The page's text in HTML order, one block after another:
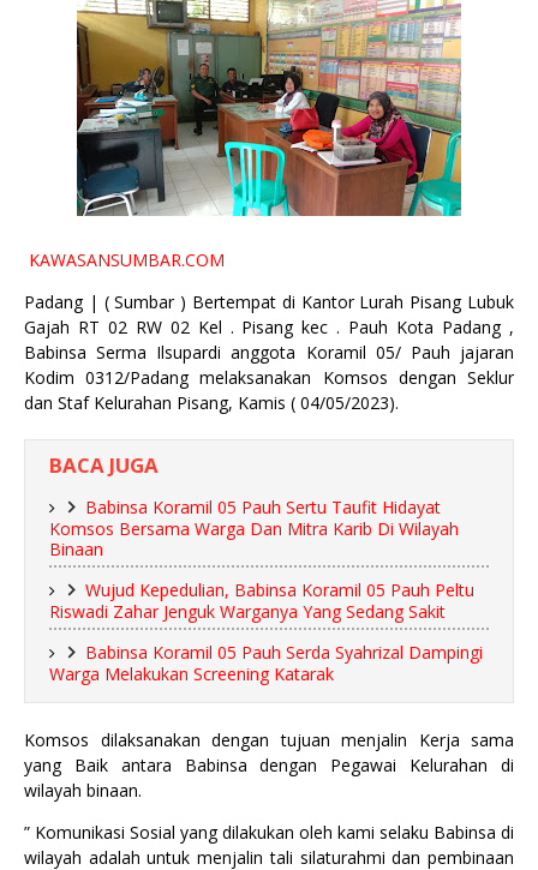
KAWASANSUMBAR.COM
Padang | ( Sumbar ) Bertempat di Kantor Lurah Pisang Lubuk
Gajah RT 02 RW 02 Kel . Pisang kec . Pauh Kota Padang ,
Babinsa Serma Ilsupardi anggota Koramil 05/ Pauh jajaran
Kodim 0312/Padang melaksanakan Komsos dengan Seklur
dan Staf Kelurahan Pisang, Kamis ( 04/05/2023).
BACA JUGA
Babinsa Koramil 05 Pauh Sertu Taufit Hidayat
Komsos Bersama Warga Dan Mitra Karib Di Wilayah
Binaan
Wujud Kepedulian, Babinsa Koramil 05 Pauh Peltu
Riswadi Zahar Jenguk Warganya Yang Sedang Sakit
Babinsa Koramil 05 Pauh Serda Syahrizal Dampingi
Warga Melakukan Screening Katarak
Komsos dilaksanakan dengan tujuan menjalin Kerja sama
yang Baik antara Babinsa dengan Pegawai Kelurahan di
wilayah binaan.
” Komunikasi Sosial yang dilakukan oleh kami selaku Babinsa di
wilayah adalah untuk menjalin tali silaturahmi dan pembinaan